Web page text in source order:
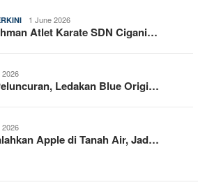
1 June 2026
Atlet Karate SDN Cigani…
2026
Ledakan Blue Origi…
2026
Apple di Tanah Air, Jad…